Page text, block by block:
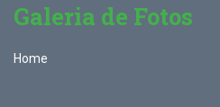
Galeria de Fotos
Home